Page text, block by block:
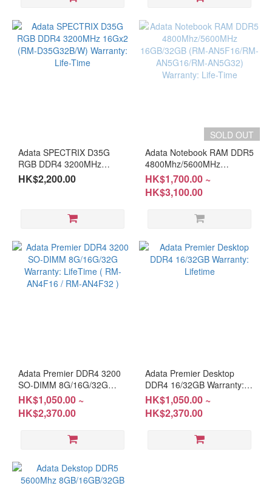
Adata SPECTRIX D35G
RGB DDR4 3200MHz
16Gx2 (RM-D35G32B/W)
Warranty: Life-Time
HK$2,200.00
SOLD OUT
Adata Notebook RAM DDR5
4800Mhz/5600MHz
16GB/32GB (RM-
AN5F16/RM-AN5G16/RM-
AN5G32) Warranty: Life-
HK$1,700.00 ~
HK$3,100.00
Adata Premier DDR4 3200
SO-DIMM 8G/16G/32G
Warranty: LifeTime ( RM-
AN4F16 / RM-AN4F32 )
HK$1,050.00 ~
HK$2,370.00
Adata Premier Desktop
DDR4 16/32GB Warranty:
Lifetime
HK$1,050.00 ~
HK$2,370.00